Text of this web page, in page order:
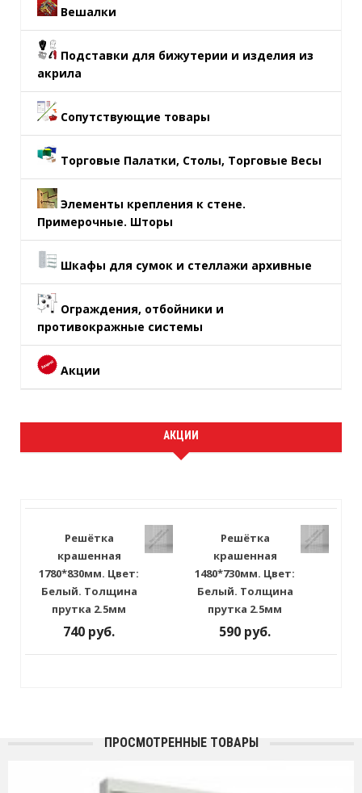
Вешалки
Подставки для бижутерии и изделия из
акрила
Сопутствующие товары
Торговые Палатки, Столы, Торговые Весы
Элементы крепления к стене.
Примерочные. Шторы
Шкафы для сумок и стеллажи архивные
Ограждения, отбойники и
противокражные системы
Акции
АКЦИИ
Решётка
крашенная
1780*830мм. Цвет:
Белый. Толщина
прутка 2.5мм
740 руб.
Решётка
крашенная
1480*730мм. Цвет:
Белый. Толщина
прутка 2.5мм
590 руб.
ПРОСМОТРЕННЫЕ ТОВАРЫ